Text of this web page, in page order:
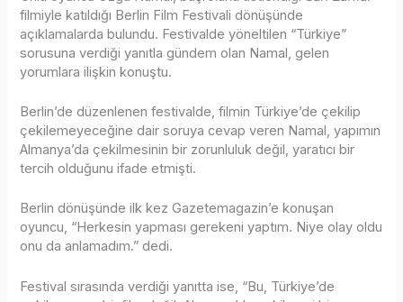
filmiyle katıldığı Berlin Film Festivali dönüşünde
açıklamalarda bulundu. Festivalde yöneltilen “Türkiye”
sorusuna verdiği yanıtla gündem olan Namal, gelen
yorumlara ilişkin konuştu.
Berlin’de düzenlenen festivalde, filmin Türkiye’de çekilip
çekilemeyeceğine dair soruya cevap veren Namal, yapımın
Almanya’da çekilmesinin bir zorunluluk değil, yaratıcı bir
tercih olduğunu ifade etmişti.
Berlin dönüşünde ilk kez Gazetemagazin’e konuşan
oyuncu, “Herkesin yapması gerekeni yaptım. Niye olay oldu
onu da anlamadım.” dedi.
Festival sırasında verdiği yanıtta ise, “Bu, Türkiye’de